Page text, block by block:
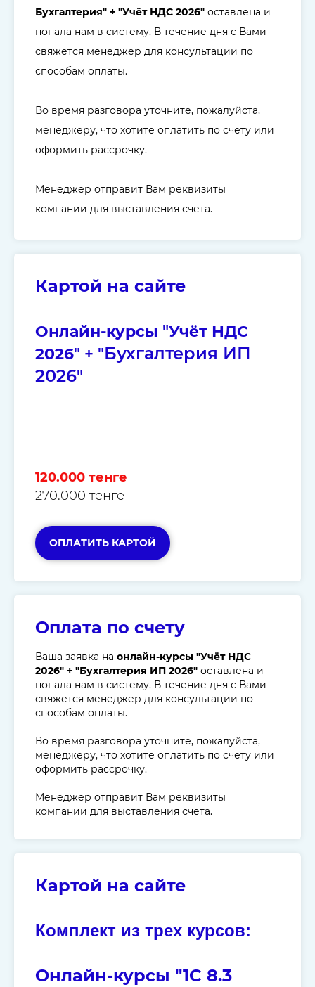
Бухгалтерия" + "Учёт НДС 2026" оставлена и
попала нам в систему. В течение дня с Вами
свяжется менеджер для консультации по
способам оплаты.
Во время разговора уточните, пожалуйста,
менеджеру, что хотите оплатить по счету или
оформить рассрочку.
Менеджер отправит Вам реквизиты
компании для выставления счета.
Картой на сайте
Онлайн-курсы "Учёт НДС
2026" + "Бухгалтерия ИП
2026"
120.000 тенге
270.000 тенге
ОПЛАТИТЬ КАРТОЙ
Оплата по счету
Ваша заявка на онлайн-курсы "Учёт НДС
2026" + "Бухгалтерия ИП 2026" оставлена и
попала нам в систему. В течение дня с Вами
свяжется менеджер для консультации по
способам оплаты.
Во время разговора уточните, пожалуйста,
менеджеру, что хотите оплатить по счету или
оформить рассрочку.
Менеджер отправит Вам реквизиты
компании для выставления счета.
Картой на сайте
Комплект из трех курсов:
Онлайн-курсы "1C 8.3